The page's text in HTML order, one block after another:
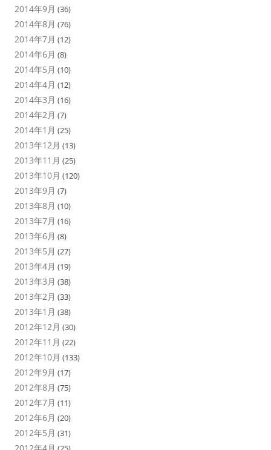
2014年9月 (36)
2014年8月 (76)
2014年7月 (12)
2014年6月 (8)
2014年5月 (10)
2014年4月 (12)
2014年3月 (16)
2014年2月 (7)
2014年1月 (25)
2013年12月 (13)
2013年11月 (25)
2013年10月 (120)
2013年9月 (7)
2013年8月 (10)
2013年7月 (16)
2013年6月 (8)
2013年5月 (27)
2013年4月 (19)
2013年3月 (38)
2013年2月 (33)
2013年1月 (38)
2012年12月 (30)
2012年11月 (22)
2012年10月 (133)
2012年9月 (17)
2012年8月 (75)
2012年7月 (11)
2012年6月 (20)
2012年5月 (31)